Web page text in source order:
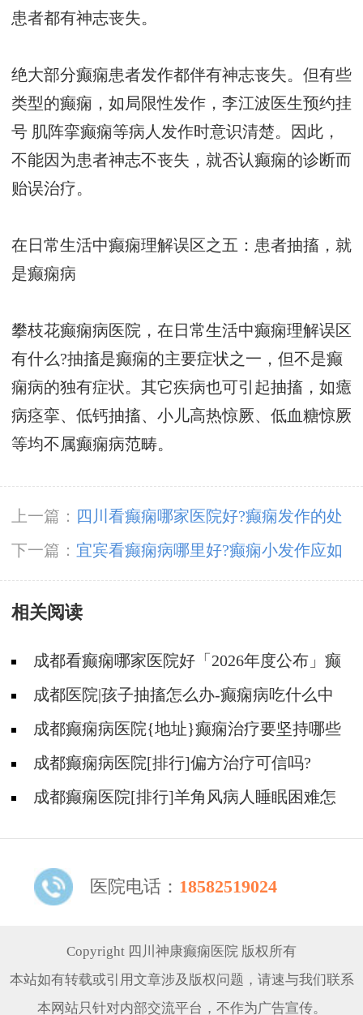
患者都有神志丧失。
绝大部分癫痫患者发作都伴有神志丧失。但有些
类型的癫痫，如局限性发作， 李江波医生预约挂
号 肌阵挛癫痫等病人发作时意识清楚。因此，
不能因为患者神志不丧失，就否认癫痫的诊断而
贻误治疗。
在日常生活中癫痫理解误区之五：患者抽搐，就
是癫痫病
攀枝花癫痫病医院，在日常生活中癫痫理解误区
有什么?抽搐是癫痫的主要症状之一，但不是癫
痫病的独有症状。其它疾病也可引起抽搐，如癔
病痉挛、低钙抽搐、小儿高热惊厥、低血糖惊厥
等均不属癫痫病范畴。
上一篇：
四川看癫痫哪家医院好?癫痫发作的处
理措施有哪些?
下一篇： 宜宾看癫痫病哪里好?癫痫小发作应如
何急救?
相关阅读
成都看癫痫哪家医院好「2026年度公布」癫
痫是遗传的吗?
成都医院|孩子抽搐怎么办-癫痫病吃什么中
药?成都癫痫病医院{地址}癫痫治疗要坚持哪些
原则?成都癫痫病医院[排行]偏方治疗可信吗?
成都癫痫医院[排行]羊角风病人睡眠困难怎
医院电话： 18582519024
Copyright 四川神康癫痫医院 版权所有
本站如有转载或引用文章涉及版权问题，请速与我们联系
本网站只针对内部交流平台，不作为广告宣传。